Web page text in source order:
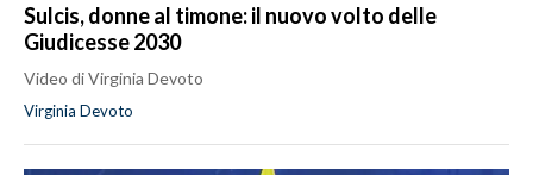
Sulcis, donne al timone: il nuovo volto delle
Giudicesse 2030
Video di Virginia Devoto
Virginia Devoto